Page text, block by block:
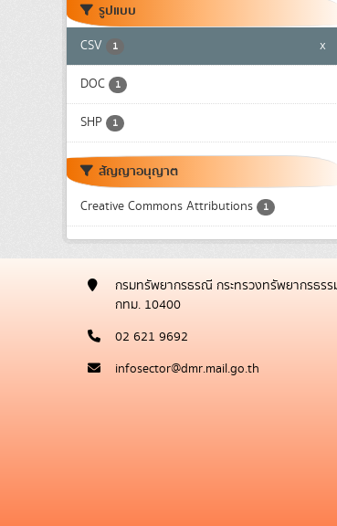
รูปแบบ
CSV 1 x
DOC 1
SHP 1
สัญญาอนุญาต
Creative Commons Attributions 1
กรมทรัพยากรธรณี กระทรวงทรัพยากรธรร
กทม. 10400
02 621 9692
infosector@dmr.mail.go.th